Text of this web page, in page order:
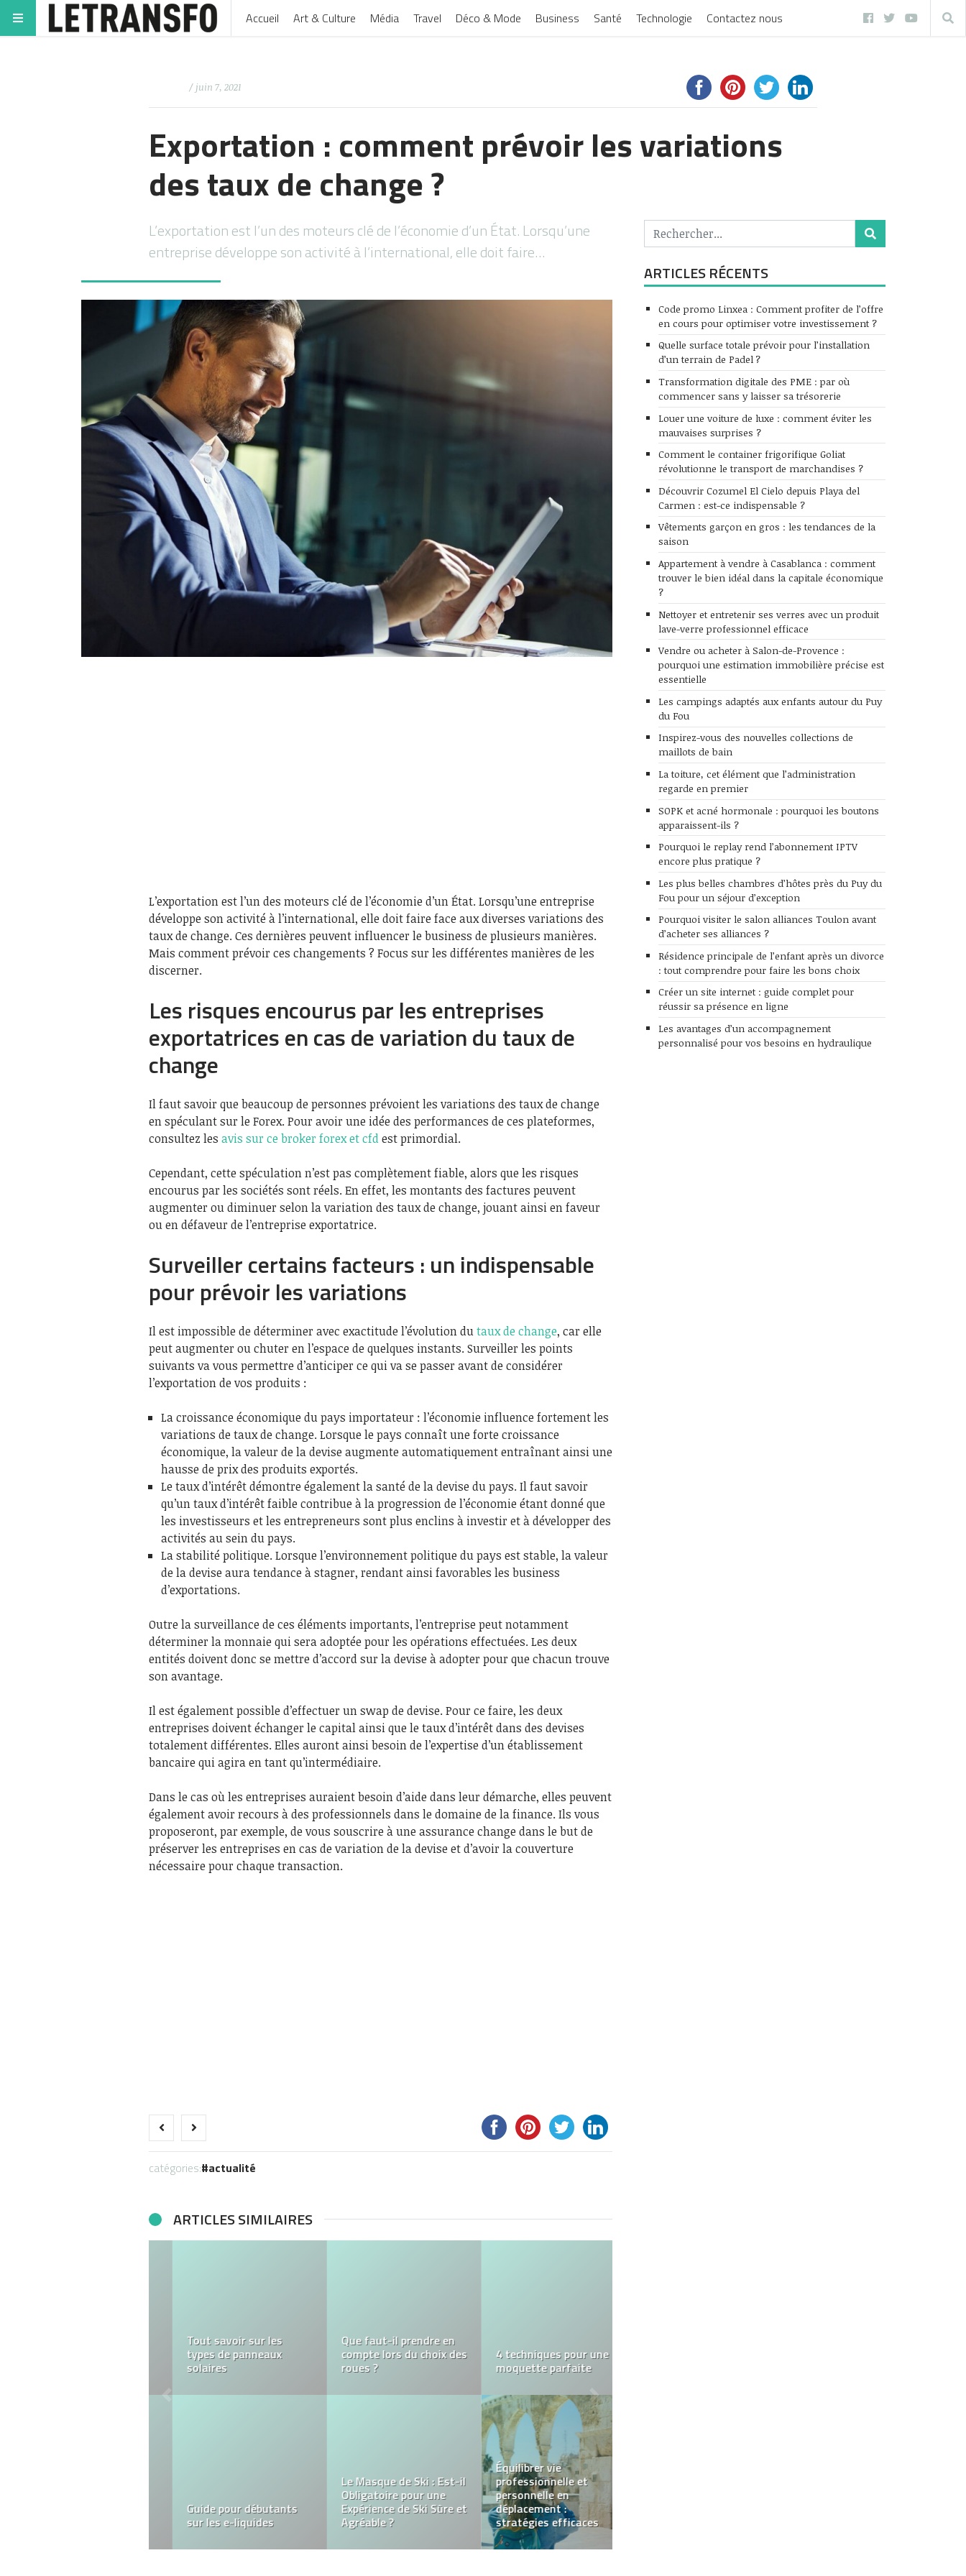
Accueil Art & Culture Média Travel Déco & Mode Business Santé Technologie Contactez nous
/ juin 7, 2021
Exportation : comment prévoir les variations
des taux de change ?
L’exportation est l’un des moteurs clé de l’économie d’un État. Lorsqu’une
entreprise développe son activité à l’international, elle doit faire…
L’exportation est l’un des moteurs clé de l’économie d’un État. Lorsqu’une entreprise
développe son activité à l’international, elle doit faire face aux diverses variations des
taux de change. Ces dernières peuvent influencer le business de plusieurs manières.
Mais comment prévoir ces changements ? Focus sur les différentes manières de les
discerner.
Les risques encourus par les entreprises
exportatrices en cas de variation du taux de
change
Il faut savoir que beaucoup de personnes prévoient les variations des taux de change
en spéculant sur le Forex. Pour avoir une idée des performances de ces plateformes,
consultez les avis sur ce broker forex et cfdest primordial.
Cependant, cette spéculation n’est pas complètement fiable, alors que les risques
encourus par les sociétés sont réels. En effet, les montants des factures peuvent
augmenter ou diminuer selon la variation des taux de change, jouant ainsi en faveur
ou en défaveur de l’entreprise exportatrice.
Surveiller certains facteurs : un indispensable
pour prévoir les variations
Il est impossible de déterminer avec exactitude l’évolution dutaux de change, car elle
peut augmenter ou chuter en l’espace de quelques instants. Surveiller les points
suivants va vous permettre d’anticiper ce qui va se passer avant de considérer
l’exportation de vos produits :
La croissance économique du pays importateur : l’économie influence fortement les
variations de taux de change. Lorsque le pays connaît une forte croissance
économique, la valeur de la devise augmente automatiquement entraînant ainsi une
hausse de prix des produits exportés.
Le taux d’intérêt démontre également la santé de la devise du pays. Il faut savoir
qu’un taux d’intérêt faible contribue à la progression de l’économie étant donné que
les investisseurs et les entrepreneurs sont plus enclins à investir et à développer des
activités au sein du pays.
La stabilité politique. Lorsque l’environnement politique du pays est stable, la valeur
de la devise aura tendance à stagner, rendant ainsi favorables les business
d’exportations.
Outre la surveillance de ces éléments importants, l’entreprise peut notamment
déterminer la monnaie qui sera adoptée pour les opérations effectuées. Les deux
entités doivent donc se mettre d’accord sur la devise à adopter pour que chacun trouve
son avantage.
Il est également possible d’effectuer un swap de devise. Pour ce faire, les deux
entreprises doivent échanger le capital ainsi que le taux d’intérêt dans des devises
totalement différentes. Elles auront ainsi besoin de l’expertise d’un établissement
bancaire qui agira en tant qu’intermédiaire.
Dans le cas où les entreprises auraient besoin d’aide dans leur démarche, elles peuvent
également avoir recours à des professionnels dans le domaine de la finance. Ils vous
proposeront, par exemple, de vous souscrire à une assurance change dans le but de
préserver les entreprises en cas de variation de la devise et d’avoir la couverture
nécessaire pour chaque transaction.
catégories: actualité
ARTICLES SIMILAIRES
4 techniques pour une
moquette parfaite
une billetterie en ligne
pour l’organisation des
événements
produit lave-verre
professionnel efficace
déplacement :
stratégies efficaces
Obtenez facilement un
rendez-vous à la
préfecture de Bobigny
Est-ce légal d’acheter
des followers Instagram
? Le vrai du faux
ARTICLES RÉCENTS
Code promo Linxea : Comment profiter de l’offre
en cours pour optimiser votre investissement ?
Quelle surface totale prévoir pour l’installation
d’un terrain de Padel ?
Transformation digitale des PME : par où
commencer sans y laisser sa trésorerie
Louer une voiture de luxe : comment éviter les
mauvaises surprises ?
Comment le container frigorifique Goliat
révolutionne le transport de marchandises ?
Découvrir Cozumel El Cielo depuis Playa del
Carmen : est-ce indispensable ?
Vêtements garçon en gros : les tendances de la
saison
Appartement à vendre à Casablanca : comment
trouver le bien idéal dans la capitale économique
?
Nettoyer et entretenir ses verres avec un produit
lave-verre professionnel efficace
Vendre ou acheter à Salon-de-Provence :
pourquoi une estimation immobilière précise est
essentielle
Les campings adaptés aux enfants autour du Puy
du Fou
Inspirez-vous des nouvelles collections de
maillots de bain
La toiture, cet élément que l’administration
regarde en premier
SOPK et acné hormonale : pourquoi les boutons
apparaissent-ils ?
Pourquoi le replay rend l’abonnement IPTV
encore plus pratique ?
Les plus belles chambres d’hôtes près du Puy du
Fou pour un séjour d’exception
Pourquoi visiter le salon alliances Toulon avant
d’acheter ses alliances ?
Résidence principale de l’enfant après un divorce
: tout comprendre pour faire les bons choix
Créer un site internet : guide complet pour
réussir sa présence en ligne
Les avantages d’un accompagnement
personnalisé pour vos besoins en hydraulique